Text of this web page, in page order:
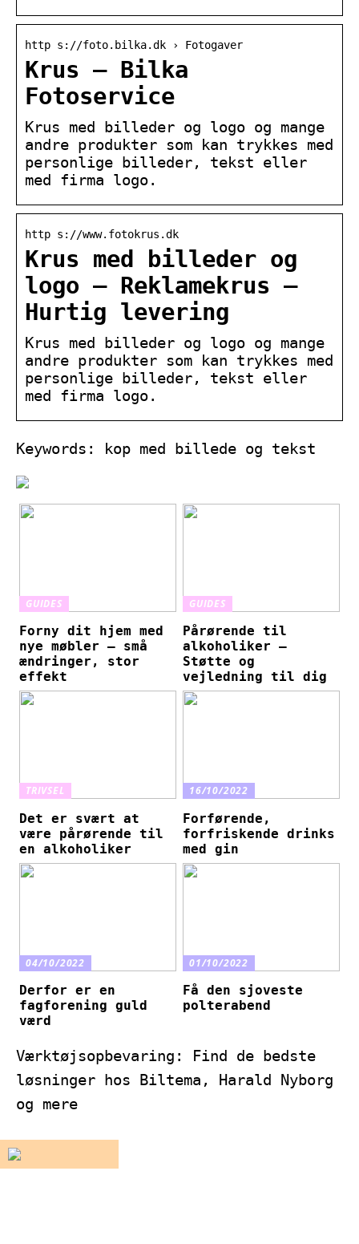
http s://foto.bilka.dk › Fotogaver
Krus – Bilka
Fotoservice
Krus med billeder og logo og mange
andre produkter som kan trykkes med
personlige billeder, tekst eller
med firma logo.
http s://www.fotokrus.dk
Krus med billeder og
logo – Reklamekrus –
Hurtig levering
Krus med billeder og logo og mange
andre produkter som kan trykkes med
personlige billeder, tekst eller
med firma logo.
Keywords: kop med billede og tekst
GUIDES
Forny dit hjem med
nye møbler – små
ændringer, stor
effekt
GUIDES
Pårørende til
alkoholiker –
Støtte og
vejledning til dig
TRIVSEL
Det er svært at
være pårørende til
en alkoholiker
16/10/2022
Forførende,
forfriskende drinks
med gin
04/10/2022
Derfor er en
fagforening guld
værd
01/10/2022
Få den sjoveste
polterabend
Værktøjsopbevaring: Find de bedste
løsninger hos Biltema, Harald Nyborg
og mere